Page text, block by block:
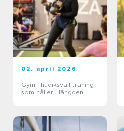
02. april 2026
Gym i hudiksvall träning
som håller i längden